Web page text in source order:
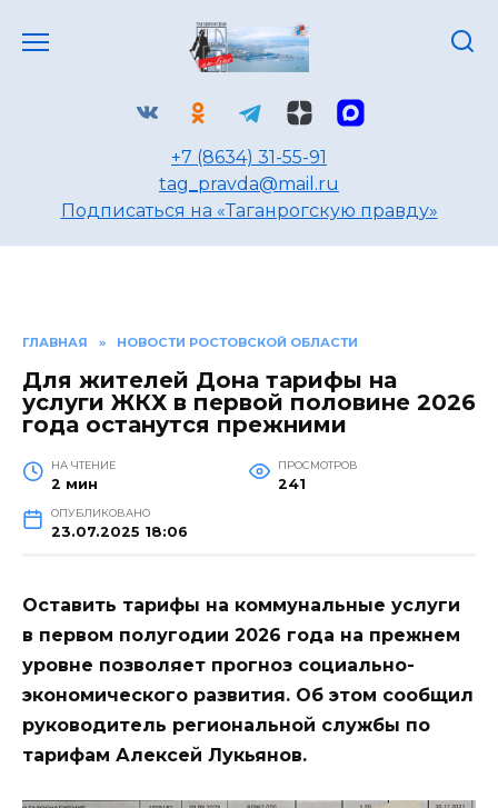
+7 (8634) 31-55-91
tag_pravda@mail.ru
Подписаться на «Таганрогскую правду»
ГЛАВНАЯ » НОВОСТИ РОСТОВСКОЙ ОБЛАСТИ
Для жителей Дона тарифы на
услуги ЖКХ в первой половине 2026
года останутся прежними
НА ЧТЕНИЕ
2 мин
ПРОСМОТРОВ
241
ОПУБЛИКОВАНО
23.07.2025 18:06
Оставить тарифы на коммунальные услуги
в первом полугодии 2026 года на прежнем
уровне позволяет прогноз социально-
экономического развития. Об этом сообщил
руководитель региональной службы по
тарифам Алексей Лукьянов.